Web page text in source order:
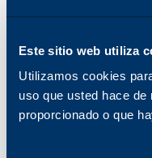
Este sitio web utiliza
Utilizamos cookies
uso que usted hace
proporcionado o que